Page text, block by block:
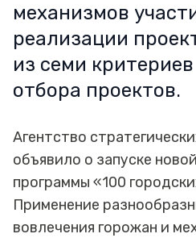
механизмов
реализации
из семи
отбора проектов.
Агентство
объявило о запуске
программы «100
Применение
вовлечения горожан и